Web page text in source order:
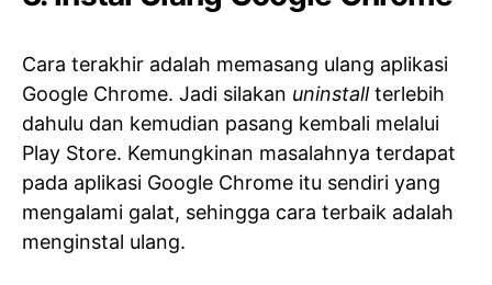
Cara terakhir adalah memasang ulang aplikasi
Google Chrome. Jadi silakan uninstallterlebih
dahulu dan kemudian pasang kembali melalui
Play Store. Kemungkinan masalahnya terdapat
pada aplikasi Google Chrome itu sendiri yang
mengalami galat, sehingga cara terbaik adalah
menginstal ulang.